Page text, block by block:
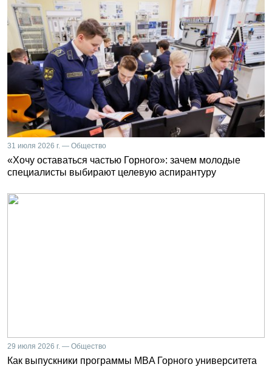
31 июля 2026 г. — Общество
«Хочу оставаться частью Горного»: зачем молодые
специалисты выбирают целевую аспирантуру
29 июля 2026 г. — Общество
Как выпускники программы MBA Горного университета